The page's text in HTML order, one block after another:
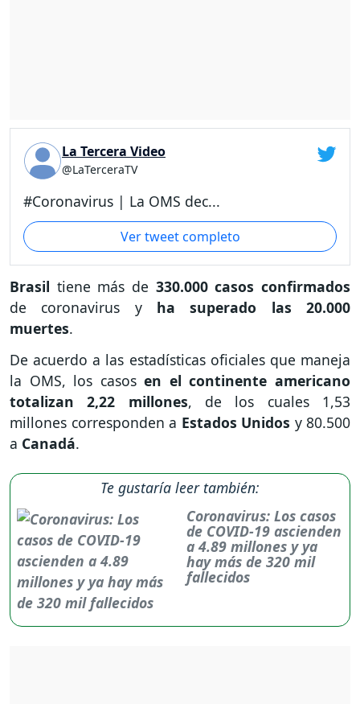
La Tercera Video
@LaTerceraTV
#Coronavirus | La OMS dec...
Ver tweet completo
Brasil tiene más de 330.000 casos confirmados
de coronavirus y ha superado las 20.000
muertes.
De acuerdo a las estadísticas oficiales que maneja
la OMS, los casosen el continente americano
totalizan 2,22 millones, de los cuales 1,53
millones corresponden a Estados Unidos y 80.500
a Canadá.
Te gustaría leer también:
Coronavirus: Los casos
de COVID-19 ascienden
a 4.89 millones y ya
hay más de 320 mil
fallecidos